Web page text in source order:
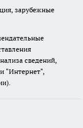
зарубежные
сведений,
"Интернет",